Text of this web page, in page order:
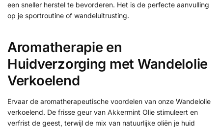
een sneller herstel te bevorderen. Het is de perfecte aanvulling
op je sportroutine of wandeluitrusting.
Aromatherapie en
Huidverzorging met Wandelolie
Verkoelend
Ervaar de aromatherapeutische voordelen van onze Wandelolie
verkoelend. De frisse geur van Akkermint Olie stimuleert en
verfrist de geest, terwijl de mix van natuurlijke oliën je huid